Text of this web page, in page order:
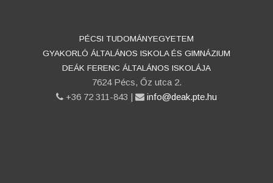
PÉCSI TUDOMÁNYEGYETEM
GYAKORLÓ ÁLTALÁNOS ISKOLA ÉS GIMNÁZIUM
DEÁK FERENC ÁLTALÁNOS ISKOLÁJA
7624 Pécs, Őz utca 2.
phone
+36 72 311-843 | email
info@deak.pte.hu